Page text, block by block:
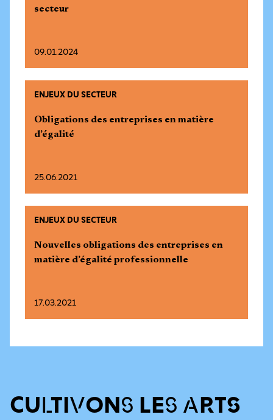
secteur
09.01.2024
ENJEUX DU SECTEUR
Obligations des entreprises en matière
d’égalité
25.06.2021
ENJEUX DU SECTEUR
Nouvelles obligations des entreprises en
matière d’égalité professionnelle
17.03.2021
CULTIVONS LES ARTS